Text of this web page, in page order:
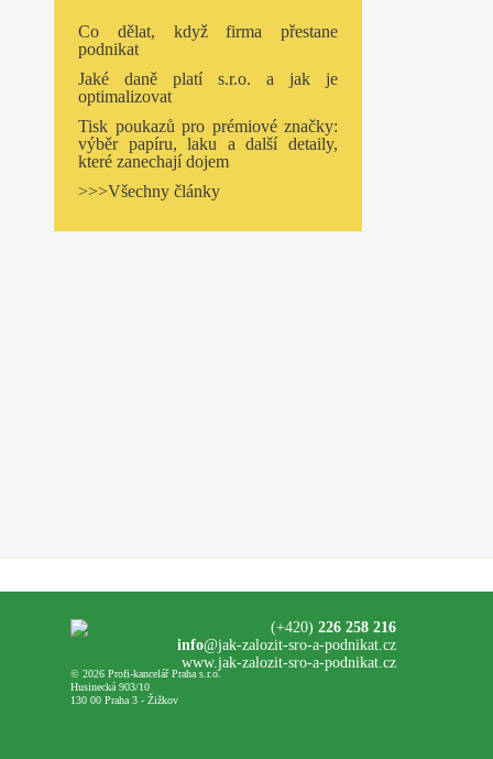
Co dělat, když firma přestane
podnikat
Jaké daně platí s.r.o. a jak je
optimalizovat
Tisk poukazů pro prémiové značky:
výběr papíru, laku a další detaily,
které zanechají dojem
>>>Všechny články
© 2026 Profi-kancelář Praha s.r.o.
Husinecká 903/10
130 00 Praha 3 - Žižkov
(+420) 226 258 216
info@jak-zalozit-sro-a-podnikat.cz
www.jak-zalozit-sro-a-podnikat.cz